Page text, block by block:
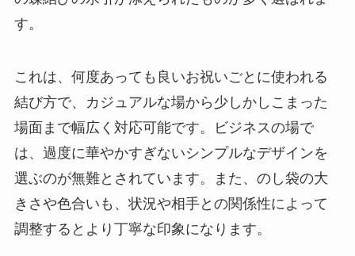
す。
これは、何度あっても良いお祝いごとに使われる
結び方で、カジュアルな場から少しかしこまった
場面まで幅広く対応可能です。ビジネスの場で
は、過度に華やかすぎないシンプルなデザインを
選ぶのが無難とされています。また、のし袋の大
きさや色合いも、状況や相手との関係性によって
調整するとより丁寧な印象になります。